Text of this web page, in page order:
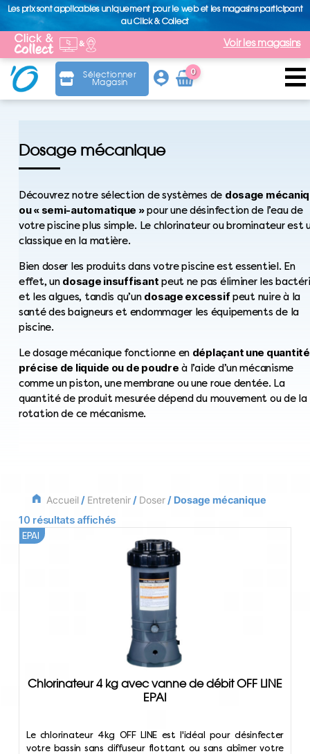
Les prix sont applicables uniquement pour le web et les magasins participant
au Click & Collect
Voir les magasins
Sélectionner
Magasin
0
Arti
cle
Dosage mécanique
Découvrez notre sélection de systèmes de dosage
ou « semi-automatique »pour une désinfection de l’eau de
votre piscine plus simple. Le chlorinateur ou brominateur est
classique en la matière.
Bien doser les produits dans votre piscine est essentiel. En
effet, un dosage insuffisant peut ne pas éliminer les
et les algues, tandis qu’un dosage excessifpeut nuire à la
santé des baigneurs et endommager les équipements de la
piscine.
Le dosage mécanique fonctionne en déplaçant une quantité
précise de liquide ou de poudre à l’aide d’un mécanisme
comme un piston, une membrane ou une roue dentée. La
quantité de produit mesurée dépend du mouvement ou de la
rotation de ce mécanisme.
Accueil/ Entretenir/ Doser/ Dosage mécanique
10 résultats affichés
Chlorinateur 4 kg avec vanne de débit OFF LINE
EPAI
EPAI
Le chlorinateur 4kg OFF LINE est l'idéal pour désinfecter
votre bassin sans diffuseur flottant ou sans abîmer votre